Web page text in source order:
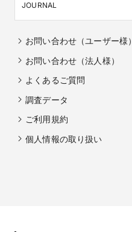
JOURNAL
お問い合わせ（ユーザー様）
お問い合わせ（法人様）
よくあるご質問
調査データ
ご利用規約
個人情報の取り扱い